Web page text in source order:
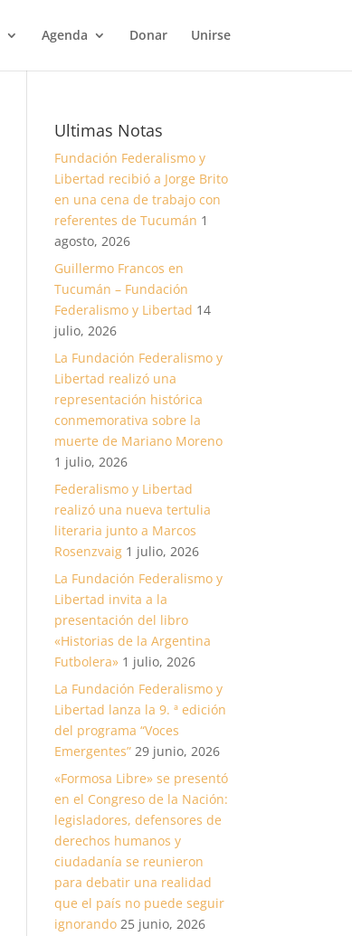
Agenda Donar Unirse
Ultimas Notas
Fundación Federalismo y
Libertad recibió a Jorge Brito
en una cena de trabajo con
referentes de Tucumán 1
agosto, 2026
Guillermo Francos en
Tucumán – Fundación
Federalismo y Libertad 14
julio, 2026
La Fundación Federalismo y
Libertad realizó una
representación histórica
conmemorativa sobre la
muerte de Mariano Moreno
1 julio, 2026
Federalismo y Libertad
realizó una nueva tertulia
literaria junto a Marcos
Rosenzvaig 1 julio, 2026
La Fundación Federalismo y
Libertad invita a la
presentación del libro
«Historias de la Argentina
Futbolera» 1 julio, 2026
La Fundación Federalismo y
Libertad lanza la 9. ª edición
del programa “Voces
Emergentes” 29 junio, 2026
«Formosa Libre» se presentó
en el Congreso de la Nación:
legisladores, defensores de
derechos humanos y
ciudadanía se reunieron
para debatir una realidad
que el país no puede seguir
ignorando 25 junio, 2026